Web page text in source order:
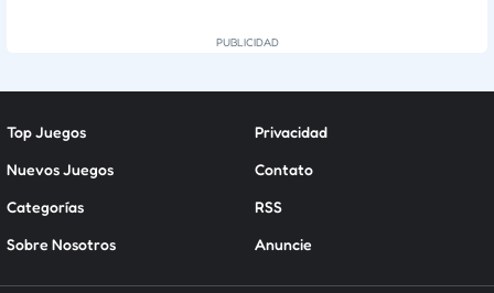
Top Juegos
Nuevos Juegos
Categorías
Sobre Nosotros
Privacidad
Contato
RSS
Anuncie